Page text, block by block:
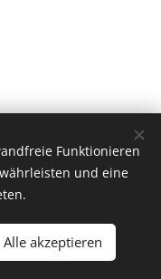
Funktionieren
und eine
Alle akzeptieren